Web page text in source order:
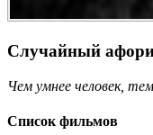
Случайный
Чем умнее человек,
Список фильмов